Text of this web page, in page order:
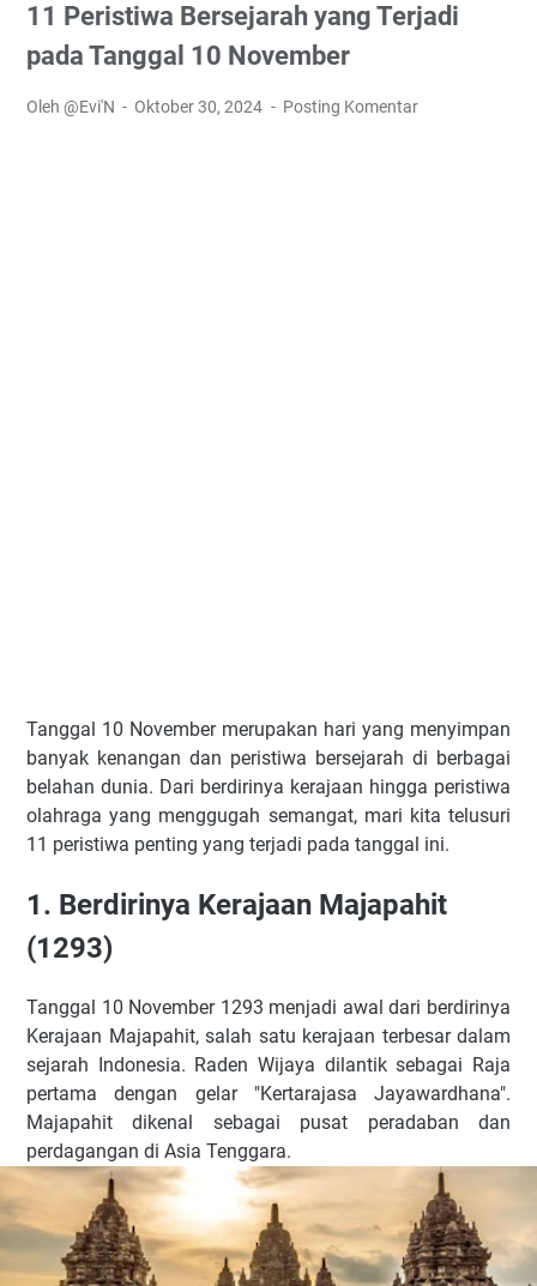
11 Peristiwa Bersejarah yang Terjadi
pada Tanggal 10 November
Oleh @Evi'N Oktober 30, 2024 Posting Komentar
Tanggal 10 November merupakan hari yang menyimpan
banyak kenangan dan peristiwa bersejarah di berbagai
belahan dunia. Dari berdirinya kerajaan hingga peristiwa
olahraga yang menggugah semangat, mari kita telusuri
11 peristiwa penting yang terjadi pada tanggal ini.
1. Berdirinya Kerajaan Majapahit
(1293)
Tanggal 10 November 1293 menjadi awal dari berdirinya
Kerajaan Majapahit, salah satu kerajaan terbesar dalam
sejarah Indonesia. Raden Wijaya dilantik sebagai Raja
pertama dengan gelar "Kertarajasa Jayawardhana".
Majapahit dikenal sebagai pusat peradaban dan
perdagangan di Asia Tenggara.